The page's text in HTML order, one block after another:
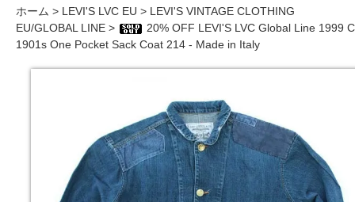
ホーム > LEVI'S LVC EU > LEVI'S VINTAGE CLOTHING
EU/GLOBAL LINE>
20% OFF LEVI'S LVC Global Line 1999
1901s One Pocket Sack Coat 214 - Made in Italy